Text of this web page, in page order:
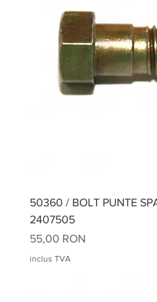
50360 / BOLT PUNTE
2407505
Preț
55,00 RON
inclus TVA